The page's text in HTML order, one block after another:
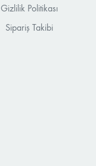
Gizlilik Politikası
Sipariş Takibi